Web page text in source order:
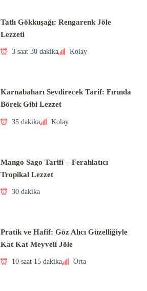
Tatlı Gökkuşağı: Rengarenk Jöle
Lezzeti
3 saat 30 dakika Kolay
Karnabaharı Sevdirecek Tarif: Fırında
Börek Gibi Lezzet
35 dakika Kolay
Mango Sago Tarifi – Ferahlatıcı
Tropikal Lezzet
30 dakika
Pratik ve Hafif: Göz Alıcı Güzelliğiyle
Kat Kat Meyveli Jöle
10 saat 15 dakika Orta